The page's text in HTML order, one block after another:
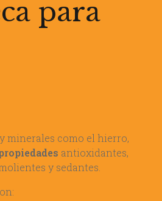
para
minerales como el hierro,
antioxidantes,
y sedantes.